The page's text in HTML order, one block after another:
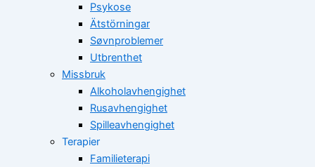
Psykose
Ätstörningar
Søvnproblemer
Utbrenthet
Missbruk
Alkoholavhengighet
Rusavhengighet
Spilleavhengighet
Terapier
Familieterapi